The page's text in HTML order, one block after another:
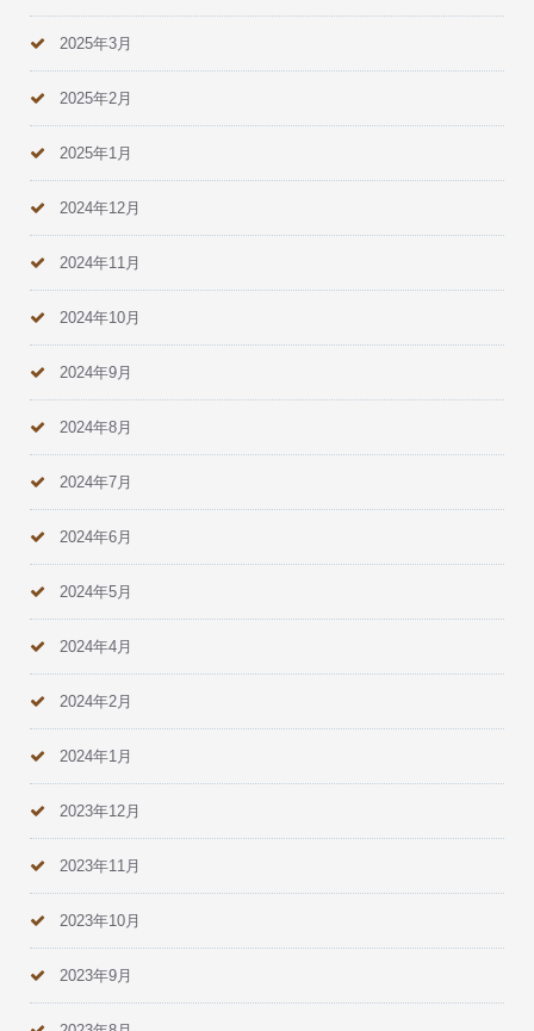
2025年3月
2025年2月
2025年1月
2024年12月
2024年11月
2024年10月
2024年9月
2024年8月
2024年7月
2024年6月
2024年5月
2024年4月
2024年2月
2024年1月
2023年12月
2023年11月
2023年10月
2023年9月